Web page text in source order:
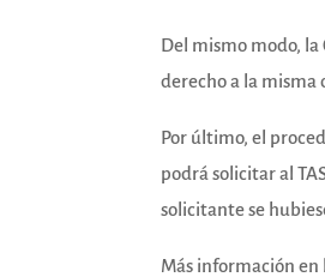
Del mismo modo,
derecho a la misma
Por último, el
podrá solicitar al
solicitante se
Más información